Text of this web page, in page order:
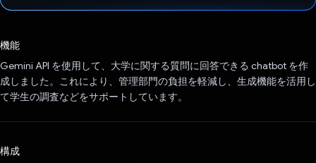
機能
Gemini API を使用して、大学に関する質問に回答できる chatbot を作
成しました。これにより、管理部門の負担を軽減し、生成機能を活用し
て学生の調査などをサポートしています。
構成